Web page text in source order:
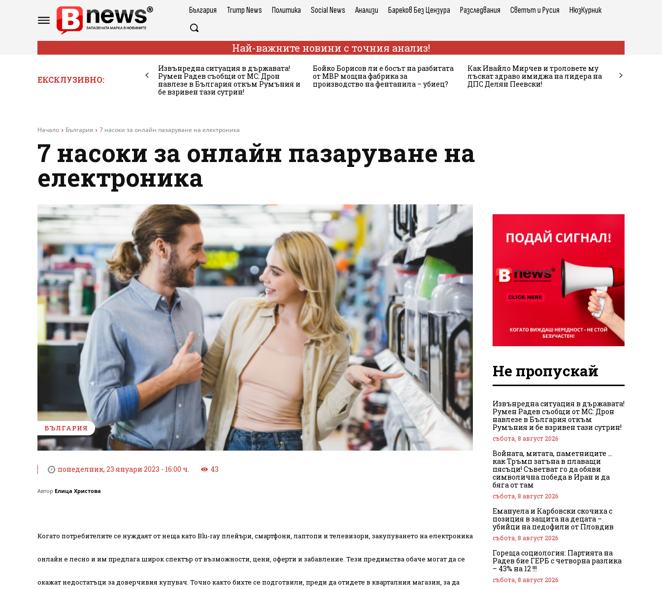
България Trump News Политика Social News Анализи Бареков Без Цензура Разследвания Светът и Русия НюзКурник
Най-важните новини с точния анализ!
ЕКСКЛУЗИВНО:
Извънредна ситуация в държавата!
Румен Радев съобщи от МС: Дрон
навлезе в България откъм Румъния и
бе взривен тази сутрин!
Бойко Борисов ли е босът на разбитата
от МВР мощна фабрика за
производство на фентанила – убиец?
Как Ивайло Мирчев и троловете му
лъскат здраво имиджа на лидера на
ДПС Делян Пеевски!
Начало България 7 насоки за онлайн пазаруване на електроника
7 насоки за онлайн пазаруване на
електроника
БЪЛГАРИЯ
понеделник, 23 януари 2023 - 16:00 ч. 43
Автор Елица Христова
Когато потребителите се нуждаят от неща като Blu-ray плейъри, смартфони, лаптопи и телевизори, закупуването на електроника
онлайн е лесно и им предлага широк спектър от възможности, цени, оферти и забавление. Тези предимства обаче могат да се
окажат недостатъци за доверчивия купувач. Точно както бихте се подготвили, преди да отидете в кварталния магазин, за да
Не пропускай
Извънредна ситуация в държавата!
Румен Радев съобщи от МС: Дрон
навлезе в България откъм
Румъния и бе взривен тази сутрин!
събота, 8 август 2026
Войната, митата, паметниците …
как Тръмп затъна в плаващи
пясъци! Съветват го да обяви
символична победа в Иран и да
бяга от там
събота, 8 август 2026
Емануела и Карбовски скочиха с
позиция в защита на децата –
убийци на педофили от Пловдив
събота, 8 август 2026
Гореща социология: Партията на
Радев бие ГЕРБ с четворна разлика
– 43% на 12 !!!
събота, 8 август 2026